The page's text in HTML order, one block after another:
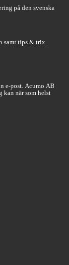
på den svenska
samt tips & trix.
e-post. Acumo AB
kan när som helst